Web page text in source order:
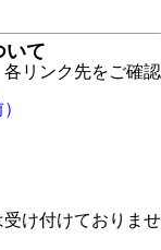
いて
リンク先をご確認
け付けておりませ